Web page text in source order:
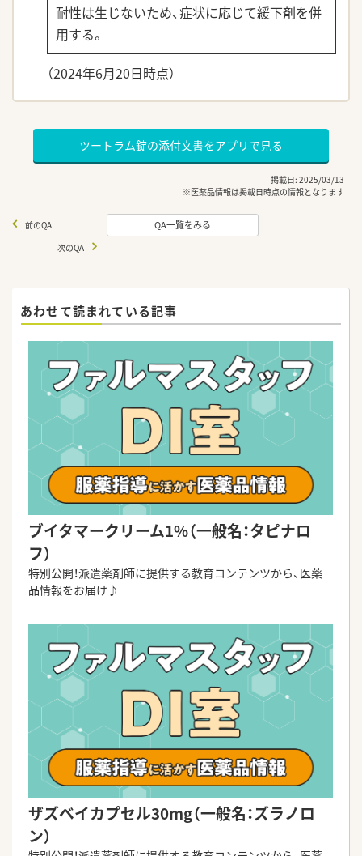
耐性は生じないため、症状に応じて緩下剤を併
用する。
（2024年6月20日時点）
ツートラム錠の添付文書をアプリで見る
掲載日: 2025/03/13
※医薬品情報は掲載日時点の情報となります
前のQA QA一覧をみる
次のQA
あわせて読まれている記事
ブイタマークリーム1%（一般名：タピナロ
フ）
特別公開！派遣薬剤師に提供する教育コンテンツから、医薬
品情報をお届け♪
ザズベイカプセル30mg（一般名：ズラノロ
ン）